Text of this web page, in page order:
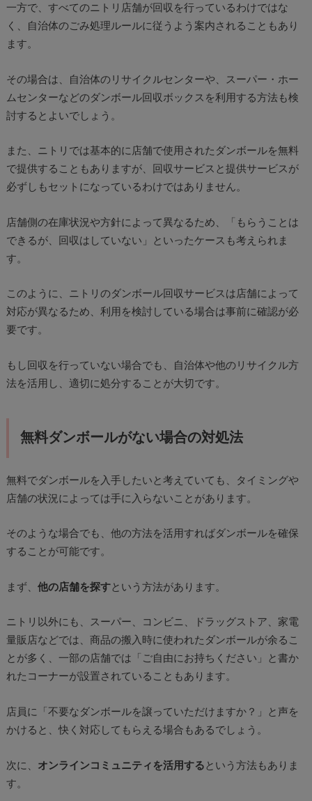
一方で、すべてのニトリ店舗が回収を行っているわけではな
く、自治体のごみ処理ルールに従うよう案内されることもあり
ます。
その場合は、自治体のリサイクルセンターや、スーパー・ホー
ムセンターなどのダンボール回収ボックスを利用する方法も検
討するとよいでしょう。
また、ニトリでは基本的に店舗で使用されたダンボールを無料
で提供することもありますが、回収サービスと提供サービスが
必ずしもセットになっているわけではありません。
店舗側の在庫状況や方針によって異なるため、「もらうことは
できるが、回収はしていない」といったケースも考えられま
す。
このように、ニトリのダンボール回収サービスは店舗によって
対応が異なるため、利用を検討している場合は事前に確認が必
要です。
もし回収を行っていない場合でも、自治体や他のリサイクル方
法を活用し、適切に処分することが大切です。
無料ダンボールがない場合の対処法
無料でダンボールを入手したいと考えていても、タイミングや
店舗の状況によっては手に入らないことがあります。
そのような場合でも、他の方法を活用すればダンボールを確保
することが可能です。
まず、 他の店舗を探すという方法があります。
ニトリ以外にも、スーパー、コンビニ、ドラッグストア、家電
量販店などでは、商品の搬入時に使われたダンボールが余るこ
とが多く、一部の店舗では「ご自由にお持ちください」と書か
れたコーナーが設置されていることもあります。
店員に「不要なダンボールを譲っていただけますか？」と声を
かけると、快く対応してもらえる場合もあるでしょう。
次に、 オンラインコミュニティを活用する という方法もありま
す。